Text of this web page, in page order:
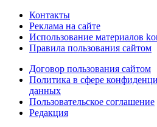
Контакты
Реклама на сайте
Использование материалов
Правила пользования сайтом
Договор пользования сайтом
Политика в сфере
данных
Пользовательское соглашение
Редакция